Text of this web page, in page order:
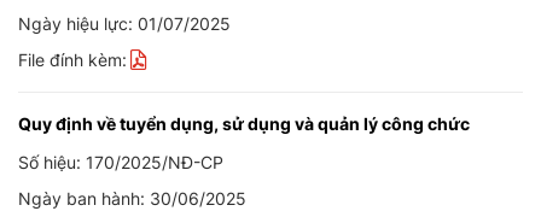
Ngày hiệu lực: 01/07/2025
File đính kèm:
Quy định về tuyển dụng, sử dụng và quản lý công chức
Số hiệu: 170/2025/NĐ-CP
Ngày ban hành: 30/06/2025